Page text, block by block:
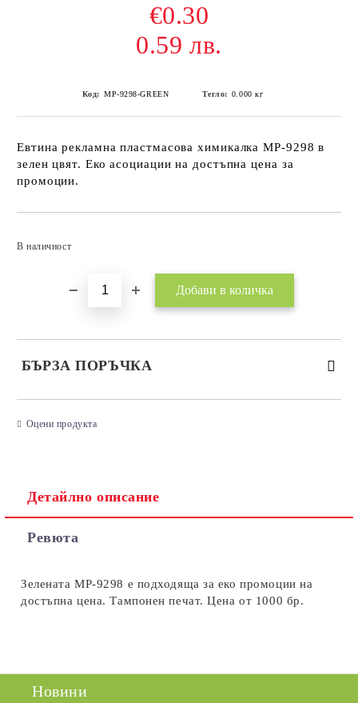
€0.30
0.59 лв.
Код: MP-9298-GREEN Тегло: 0.000 кг
Евтина рекламна пластмасова химикалка MP-9298 в
зелен цвят. Еко асоциации на достъпна цена за
промоции.
В наличност
БЪРЗА ПОРЪЧКА
Оцени продукта
Детайлно описание
Ревюта
Зелената MP-9298 е подходяща за еко промоции на
достъпна цена. Тампонен печат. Цена от 1000 бр.
Новини